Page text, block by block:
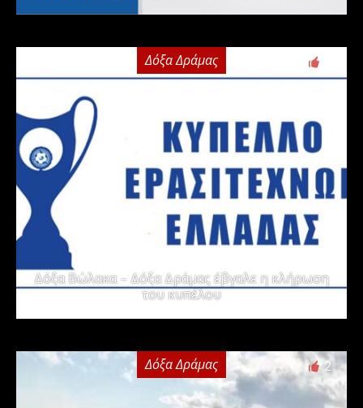
Δόξα Δράμας
Δόξα Βώλακα – Δόξα Δράμας έβγαλε η κλήρωση
του κυπέλου
Δόξα Δράμας 2